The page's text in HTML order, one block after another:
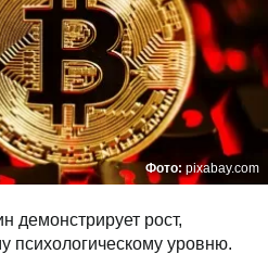
Фото:pixabay.com
демонстрирует рост,
психологическому уровню.